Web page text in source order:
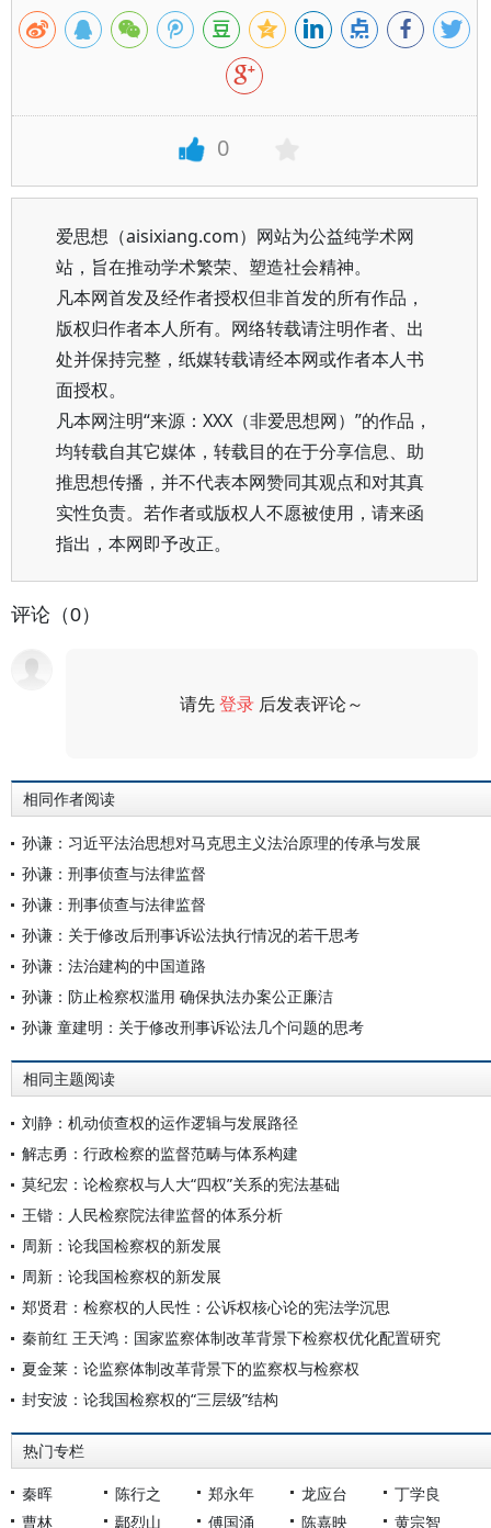
0
爱思想（aisixiang.com）网站为公益纯学术网
站，旨在推动学术繁荣、塑造社会精神。
凡本网首发及经作者授权但非首发的所有作品，
版权归作者本人所有。网络转载请注明作者、出
处并保持完整，纸媒转载请经本网或作者本人书
面授权。
凡本网注明“来源：XXX（非爱思想网）”的作品，
均转载自其它媒体，转载目的在于分享信息、助
推思想传播，并不代表本网赞同其观点和对其真
实性负责。若作者或版权人不愿被使用，请来函
指出，本网即予改正。
评论（0）
请先登录 后发表评论～
相同作者阅读
孙谦：习近平法治思想对马克思主义法治原理的传承与发展
孙谦：刑事侦查与法律监督
孙谦：刑事侦查与法律监督
孙谦：关于修改后刑事诉讼法执行情况的若干思考
孙谦：法治建构的中国道路
孙谦：防止检察权滥用 确保执法办案公正廉洁
孙谦 童建明：关于修改刑事诉讼法几个问题的思考
相同主题阅读
刘静：机动侦查权的运作逻辑与发展路径
解志勇：行政检察的监督范畴与体系构建
莫纪宏：论检察权与人大“四权”关系的宪法基础
王锴：人民检察院法律监督的体系分析
周新：论我国检察权的新发展
周新：论我国检察权的新发展
郑贤君：检察权的人民性：公诉权核心论的宪法学沉思
秦前红 王天鸿：国家监察体制改革背景下检察权优化配置研究
夏金莱：论监察体制改革背景下的监察权与检察权
封安波：论我国检察权的“三层级”结构
热门专栏
秦晖 陈行之 郑永年 龙应台
丁学良
曹林
鄢烈山 傅国涌 陈嘉映 黄宗智